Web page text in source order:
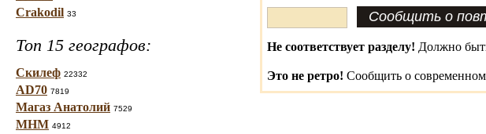
Crakodil 33
Топ 15 географов:
Скилеф 22332
AD70 7819
Магаз Анатолий 7529
МНМ 4912
Не соответствует разделу! Должно
Это не ретро! Сообщить о